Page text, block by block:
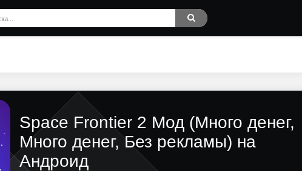
Space Frontier 2 Мод (Много денег,
Много денег, Без рекламы) на
Андроид